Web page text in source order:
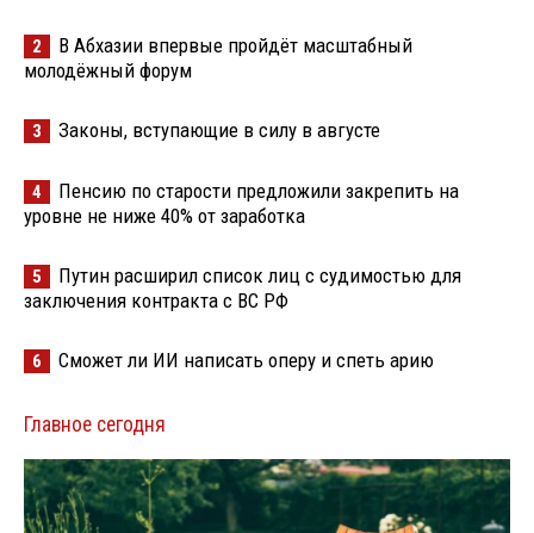
2
В Абхазии впервые пройдёт масштабный
молодёжный форум
3 Законы, вступающие в силу в августе
4
Пенсию по старости предложили закрепить на
уровне не ниже 40% от заработка
5
Путин расширил список лиц с судимостью для
заключения контракта с ВС РФ
6 Сможет ли ИИ написать оперу и спеть арию
Главное сегодня